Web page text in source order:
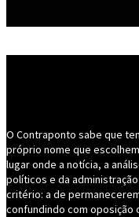
O Contraponto sabe que
próprio nome que
lugar onde a notícia, a
políticos e da
critério: a de
confundindo com oposição